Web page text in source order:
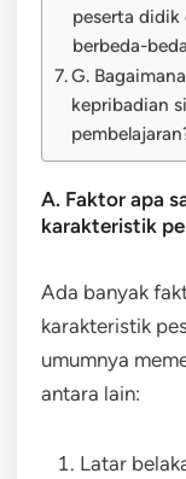
peserta
berbeda-
G.
kepribadian
A. Faktor apa
karakteristik
Ada banyak
karakteristik
umumnya
antara lain:
Latar